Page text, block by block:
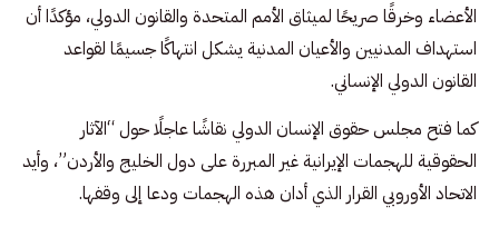
الأعضاء وخرقًا صريحًا لميثاق الأمم المتحدة والقانون الدولي، مؤكدًا أن
استهداف المدنيين والأعيان المدنية يشكل انتهاكًا جسيمًا لقواعد
القانون الدولي الإنساني.
كما فتح مجلس حقوق الإنسان الدولي نقاشًا عاجلًا حول “الآثار
الحقوقية للهجمات الإيرانية غير المبررة على دول الخليج والأردن”، وأيد
الاتحاد الأوروبي القرار الذي أدان هذه الهجمات ودعا إلى وقفها.